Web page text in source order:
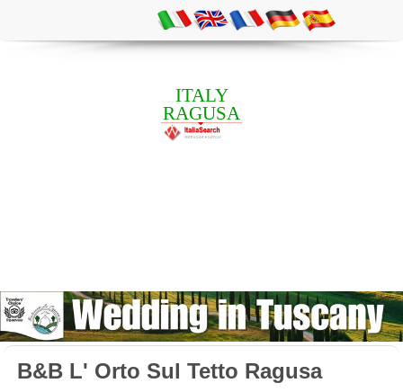
ITALY
RAGUSA
B&B L' Orto Sul Tetto Ragusa